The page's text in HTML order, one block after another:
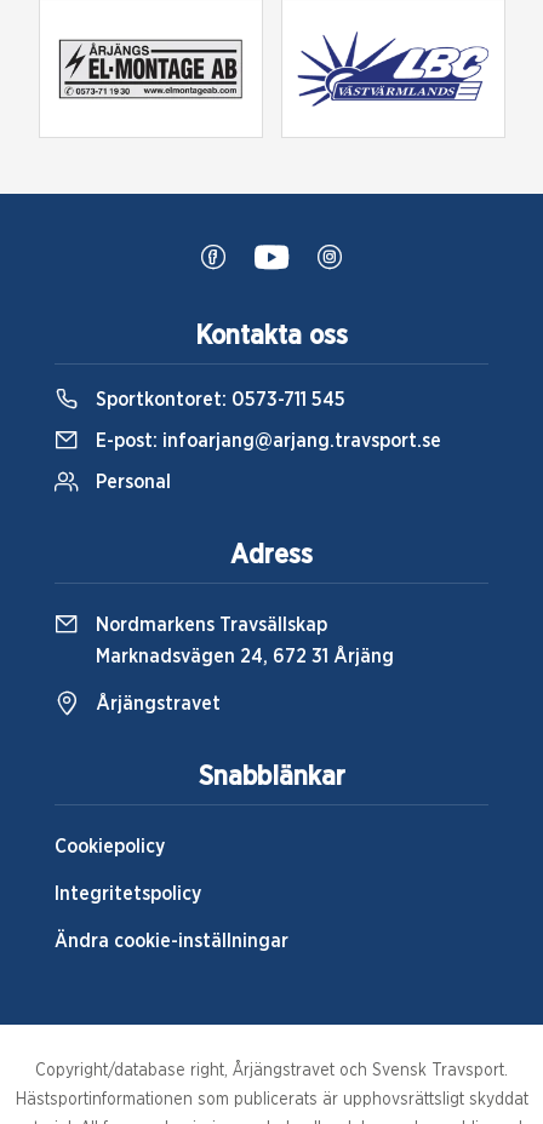
Snabblänkar
Cookiepolicy
Integritetspolicy
Ändra cookie-inställningar
Kontakta oss
Sportkontoret: 0573-711 545
E-post: infoarjang@arjang.travsport.se
Personal
Adress
Nordmarkens Travsällskap
Marknadsvägen 24, 672 31 Årjäng
Årjängstravet
Copyright/database right, Årjängstravet och Svensk Travsport.
Hästsportinformationen som publicerats är upphovsrättsligt skyddat